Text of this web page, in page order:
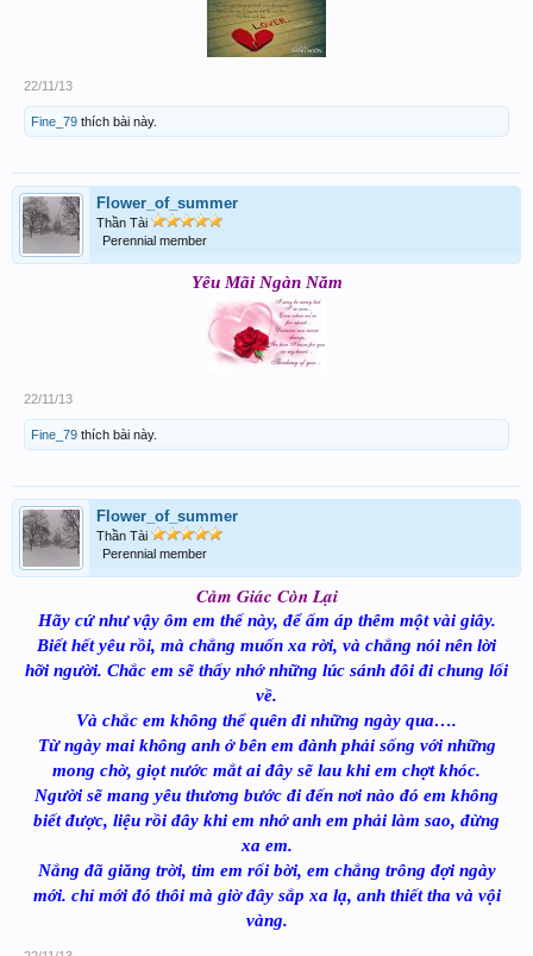
22/11/13
Fine_79 thích bài này.
Flower_of_summer
Thần Tài
Perennial member
Yêu Mãi Ngàn Năm
22/11/13
Fine_79 thích bài này.
Flower_of_summer
Thần Tài
Perennial member
Cảm Giác Còn Lại
Hãy cứ như vậy ôm em thế này, để ấm áp thêm một vài giây.
Biết hết yêu rồi, mà chẳng muốn xa rời, và chẳng nói nên lời
hỡi người. Chắc em sẽ thấy nhớ những lúc sánh đôi đi chung lối
về.
Và chắc em không thể quên đi những ngày qua….
Từ ngày mai không anh ở bên em đành phải sống với những
mong chờ, giọt nước mắt ai đây sẽ lau khi em chợt khóc.
Người sẽ mang yêu thương bước đi đến nơi nào đó em không
biết được, liệu rồi đây khi em nhớ anh em phải làm sao, đừng
xa em.
Nắng đã giăng trời, tim em rối bời, em chẳng trông đợi ngày
mới. chỉ mới đó thôi mà giờ đây sắp xa lạ, anh thiết tha và vội
vàng.